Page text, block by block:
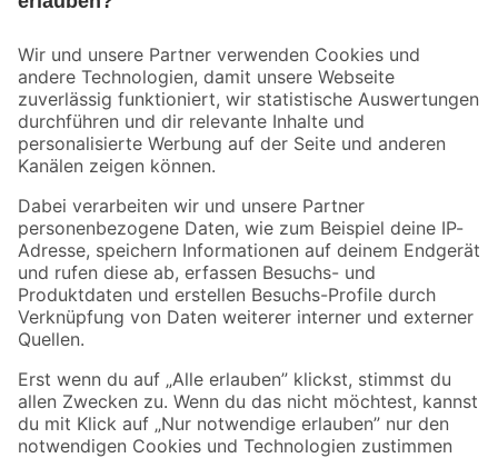
Der toom Newsletter: Keine Angebote und Aktionen mehr verpassen!
Zur Newsletter Anmeldung
Folge uns
Zahlungsarten Versandarten
Sicher einkaufen
Jetzt die toom-App herunterladen